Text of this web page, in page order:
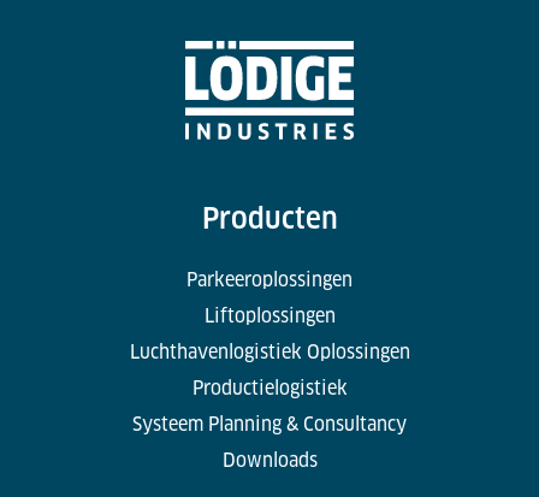
Producten
Parkeeroplossingen
Liftoplossingen
Luchthavenlogistiek Oplossingen
Productielogistiek
Systeem Planning & Consultancy
Downloads